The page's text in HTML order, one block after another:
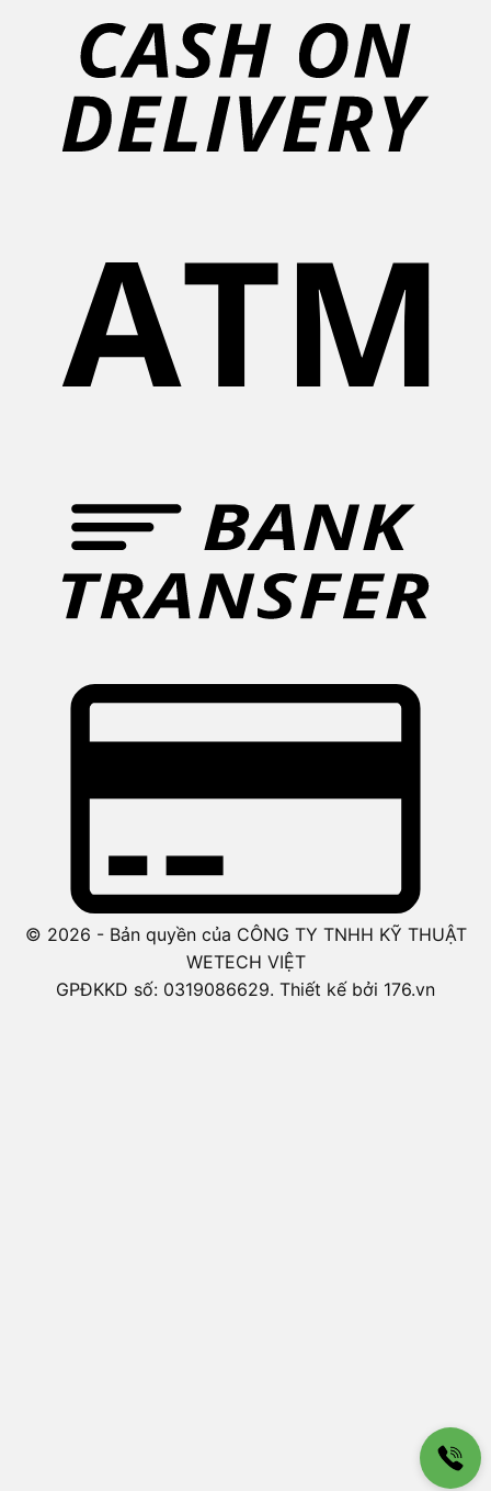
© 2026 - Bản quyền của CÔNG TY TNHH KỸ THUẬT
WETECH VIỆT
GPĐKKD số: 0319086629. Thiết kế bởi 176.vn